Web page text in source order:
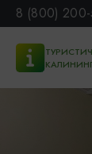
8 (800)